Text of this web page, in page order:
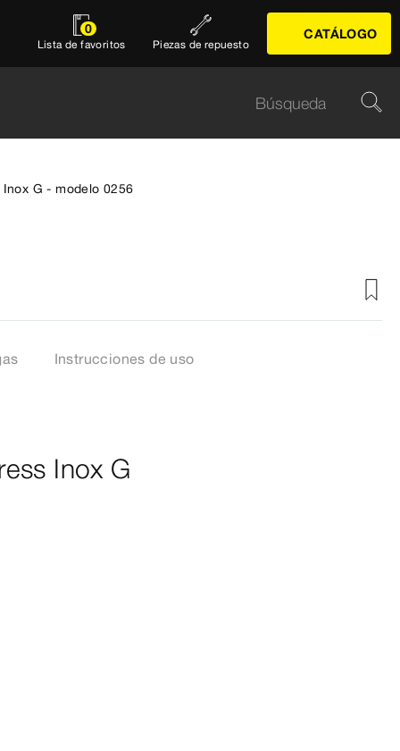
0
Lista de favoritos Piezas de repuesto
CATÁLOGO
G - modelo 0256
Instrucciones de uso
Inox G